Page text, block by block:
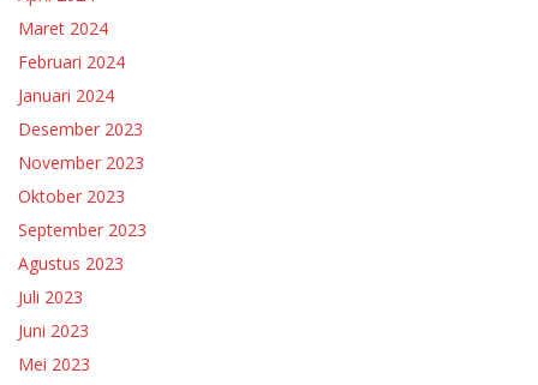
Maret 2024
Februari 2024
Januari 2024
Desember 2023
November 2023
Oktober 2023
September 2023
Agustus 2023
Juli 2023
Juni 2023
Mei 2023